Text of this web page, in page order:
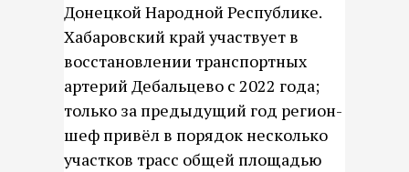
Донецкой Народной Республике.
Хабаровский край участвует в
восстановлении транспортных
артерий Дебальцево с 2022 года;
только за предыдущий год регион-
шеф привёл в порядок несколько
участков трасс общей площадью